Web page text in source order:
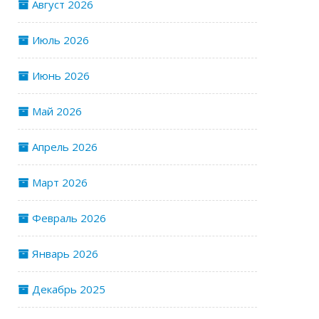
Август 2026
Июль 2026
Июнь 2026
Май 2026
Апрель 2026
Март 2026
Февраль 2026
Январь 2026
Декабрь 2025